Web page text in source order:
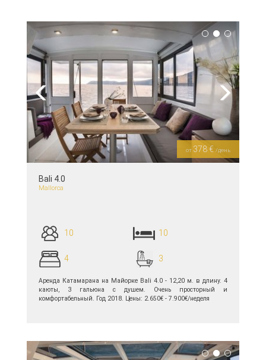
Previous Next
от 378 € /день
Bali 4.0
Mallorca
10 10
4 3
Аренда Катамарана на Майорке Bali 4.0 - 12,20 м. в длину. 4
каюты, 3 гальюна с душем. Очень просторный и
комфортабельный. Год 2018. Цены: 2.650€ - 7.900€/неделя
подробнее >>